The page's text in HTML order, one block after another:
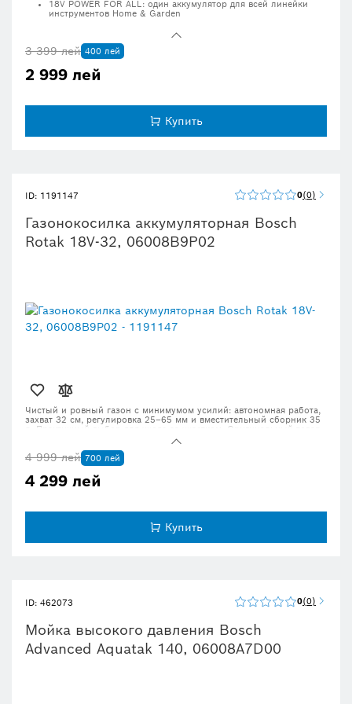
18V POWER FOR ALL: один аккумулятор для всей линейки
инструментов Home & Garden
Легко срезайте ветки диаметром до 80 мм с помощью
высокоточных швейцарских пильных полотен
Съемная A-образная рукоятка удерживает ветку, позволяя
работать одной рукой
разрезаний на одной зарядке
Медленный запуск резания для лучшей управляемости и
3 399 лей 400 лей
2 999 лей
Купить
ID: 1191147 0 0
Газонокосилка аккумуляторная Bosch
Rotak 18V-32, 06008B9P02
Чистый и ровный газон с минимумом усилий: автономная работа,
захват 32 см, регулировка 25–65 мм и вместительный сборник 35
л. Практичный выбор для ухода за участком. Оригинальный товар,
4 999 лей 700 лей
4 299 лей
Купить
ID: 462073 0 0
Мойка высокого давления Bosch
Advanced Aquatak 140, 06008A7D00